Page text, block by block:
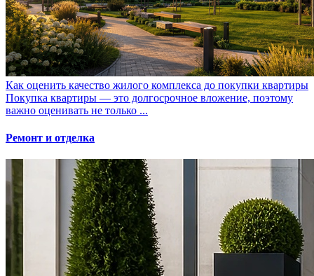
Как оценить качество жилого комплекса до покупки квартиры
Покупка квартиры — это долгосрочное вложение, поэтому
важно оценивать не только ...
Ремонт и отделка